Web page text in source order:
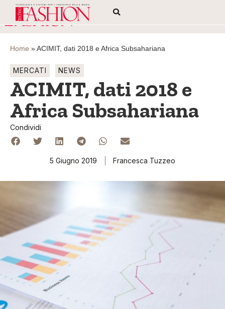
Home »ACIMIT, dati 2018 e Africa Subsahariana
MERCATI NEWS
ACIMIT, dati 2018 e
Africa Subsahariana
Condividi
5 Giugno 2019 Francesca Tuzzeo